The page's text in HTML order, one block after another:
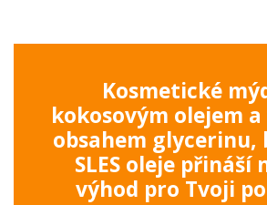
Kosmetické
kokosovým olejem
obsahem glycerinu,
SLES oleje přináší
výhod pro Tvoji